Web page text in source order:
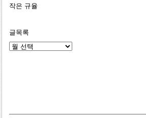
작은 규율
글목록
글